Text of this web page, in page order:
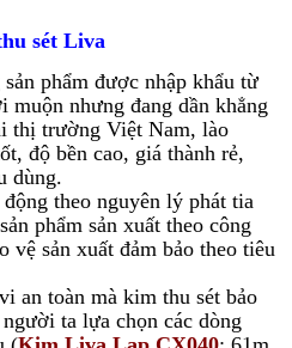
sét Liva
phẩm được nhập khẩu từ
muộn nhưng đang dần khẳng
thị trường Việt Nam, lào
độ bền cao, giá thành rẻ,
dùng.
động theo nguyên lý phát tia
phẩm sản xuất theo công
vệ sản xuất đảm bảo theo tiêu
an toàn mà kim thu sét bảo
ta lựa chọn các dòng